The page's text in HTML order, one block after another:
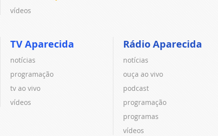
vídeos
TV Aparecida
notícias
programação
tv ao vivo
vídeos
Rádio Aparecida
notícias
ouça ao vivo
podcast
programação
programas
vídeos